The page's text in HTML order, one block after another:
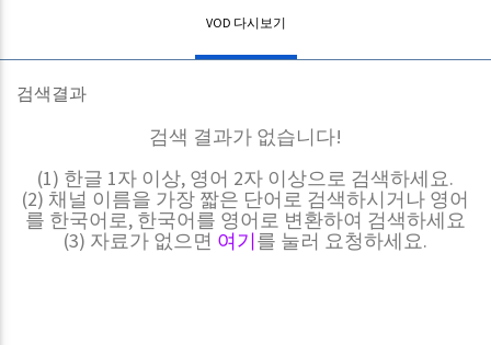
VOD 다시보기
검색결과
검색 결과가 없습니다!
(1) 한글 1자 이상, 영어 2자 이상으로 검색하세요.
(2) 채널 이름을 가장 짧은 단어로 검색하시거나 영어
를 한국어로, 한국어를 영어로 변환하여 검색하세요
(3) 자료가 없으면 여기를 눌러 요청하세요.